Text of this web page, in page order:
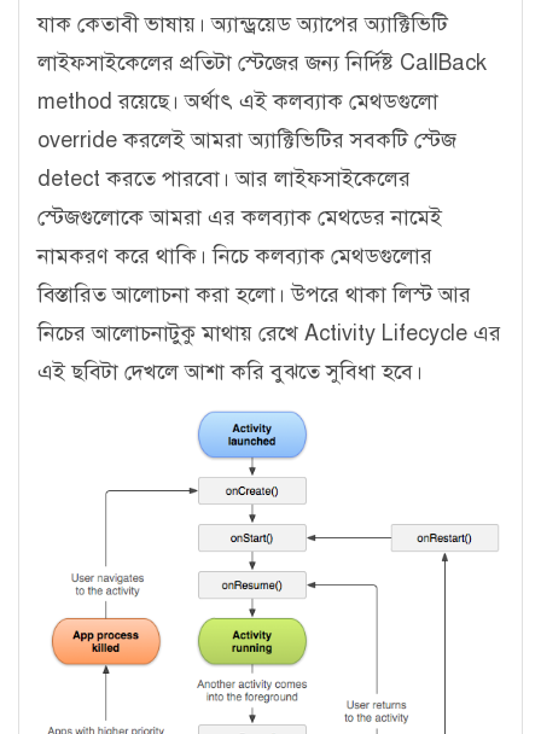
যাক কেতাবী ভাষায়। অ্যান্ড্রয়েড অ্যাপের অ্যাক্টিভিটি
লাইফসাইকেলের প্রতিটা স্টেজের জন্য নির্দিষ্ট CallBack
method রয়েছে। অর্থাৎ এই কলব্যাক মেথডগুলো
override করলেই আমরা অ্যাক্টিভিটির সবকটি স্টেজ
detect করতে পারবো। আর লাইফসাইকেলের
স্টেজগুলোকে আমরা এর কলব্যাক মেথডের নামেই
নামকরণ করে থাকি। নিচে কলব্যাক মেথডগুলোর
বিস্তারিত আলোচনা করা হলো। উপরে থাকা লিস্ট আর
নিচের আলোচনাটুকু মাথায় রেখে Activity Lifecycle এর
এই ছবিটা দেখলে আশা করি বুঝতে সুবিধা হবে।